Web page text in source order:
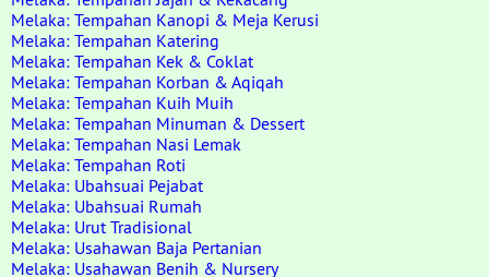
Melaka: Tempahan Kanopi & Meja Kerusi
Melaka: Tempahan Katering
Melaka: Tempahan Kek & Coklat
Melaka: Tempahan Korban & Aqiqah
Melaka: Tempahan Kuih Muih
Melaka: Tempahan Minuman & Dessert
Melaka: Tempahan Nasi Lemak
Melaka: Tempahan Roti
Melaka: Ubahsuai Pejabat
Melaka: Ubahsuai Rumah
Melaka: Urut Tradisional
Melaka: Usahawan Baja Pertanian
Melaka: Usahawan Benih & Nursery